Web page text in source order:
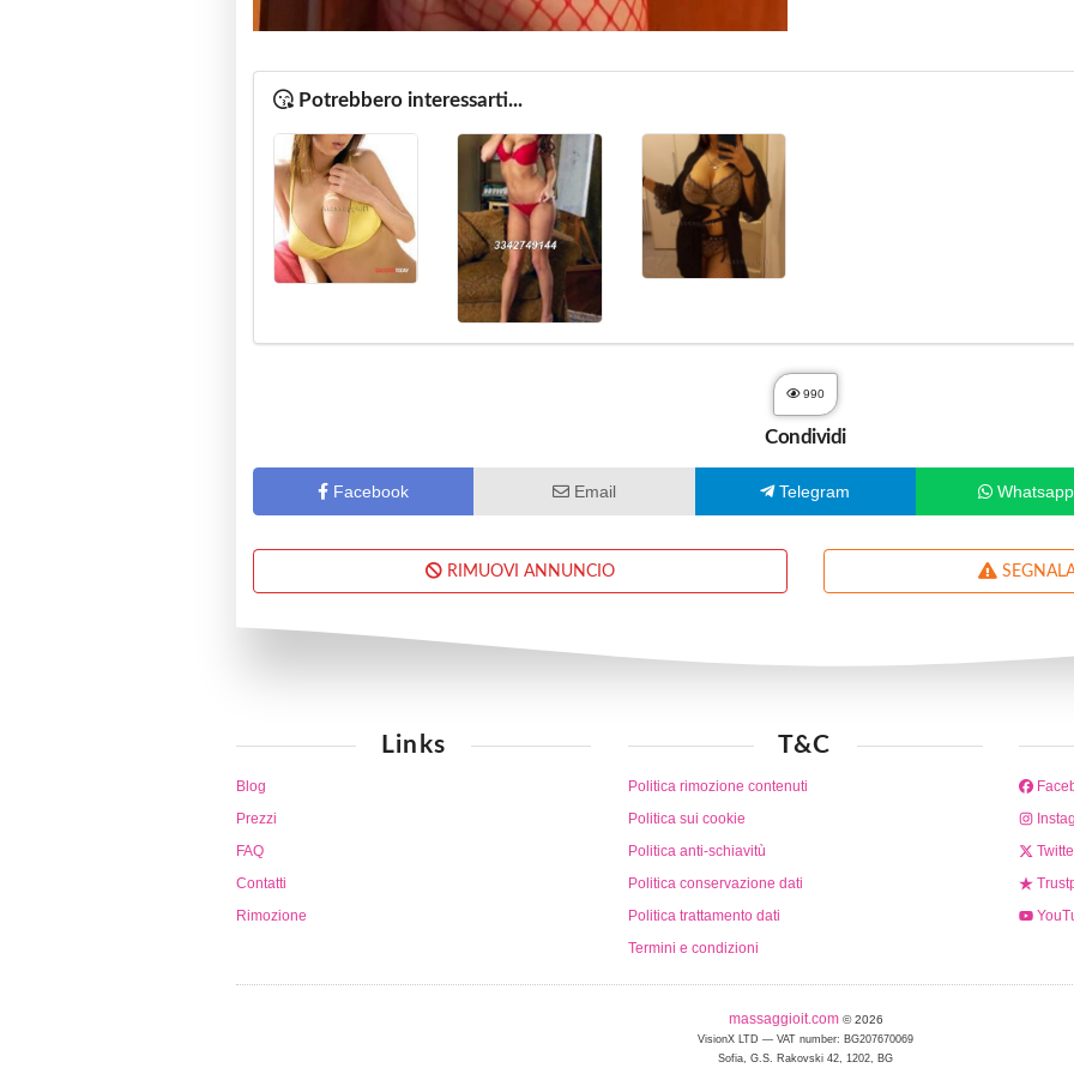
Potrebbero interessarti...
990
Condividi
Facebook Email Telegram Whatsapp
RIMUOVI ANNUNCIO
Links
Blog
Prezzi
FAQ
Contatti
Rimozione
T&C
Politica rimozione contenuti
Politica sui cookie
Politica anti-schiavitù
Politica conservazione dati
Politica trattamento dati
Termini e condizioni
massaggioit.com © 2026
VisionX LTD — VAT number: BG207670069
Sofia, G.S. Rakovski 42, 1202, BG